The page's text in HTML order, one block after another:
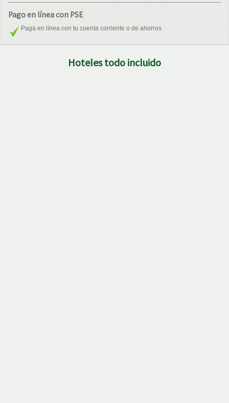
Pago en línea con PSE
Paga en línea con tu cuenta corriente o de ahorros
Hoteles todo incluido